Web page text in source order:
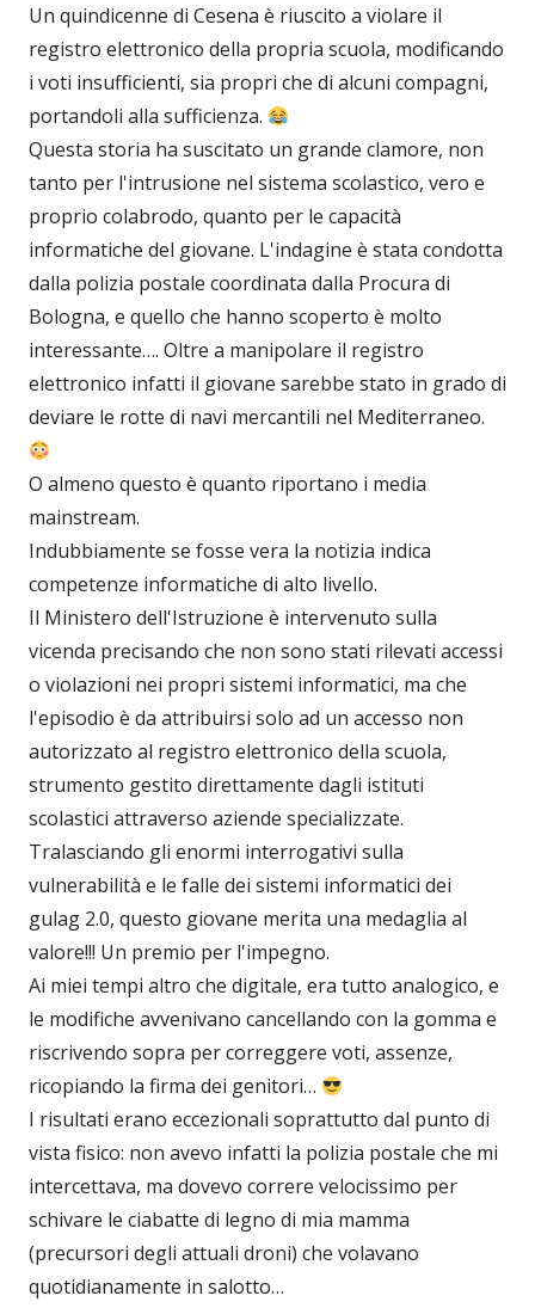
Un quindicenne di Cesena è riuscito a violare il
registro elettronico della propria scuola, modificando
i voti insufficienti, sia propri che di alcuni compagni,
portandoli alla sufficienza.
Questa storia ha suscitato un grande clamore, non
tanto per l'intrusione nel sistema scolastico, vero e
proprio colabrodo, quanto per le capacità
informatiche del giovane. L'indagine è stata condotta
dalla polizia postale coordinata dalla Procura di
Bologna, e quello che hanno scoperto è molto
interessante…. Oltre a manipolare il registro
elettronico infatti il giovane sarebbe stato in grado di
deviare le rotte di navi mercantili nel Mediterraneo.
O almeno questo è quanto riportano i media
mainstream.
Indubbiamente se fosse vera la notizia indica
competenze informatiche di alto livello.
Il Ministero dell'Istruzione è intervenuto sulla
vicenda precisando che non sono stati rilevati accessi
o violazioni nei propri sistemi informatici, ma che
l'episodio è da attribuirsi solo ad un accesso non
autorizzato al registro elettronico della scuola,
strumento gestito direttamente dagli istituti
scolastici attraverso aziende specializzate.
Tralasciando gli enormi interrogativi sulla
vulnerabilità e le falle dei sistemi informatici dei
gulag 2.0, questo giovane merita una medaglia al
valore!!! Un premio per l'impegno.
Ai miei tempi altro che digitale, era tutto analogico, e
le modifiche avvenivano cancellando con la gomma e
riscrivendo sopra per correggere voti, assenze,
ricopiando la firma dei genitori…
I risultati erano eccezionali soprattutto dal punto di
vista fisico: non avevo infatti la polizia postale che mi
intercettava, ma dovevo correre velocissimo per
schivare le ciabatte di legno di mia mamma
(precursori degli attuali droni) che volavano
quotidianamente in salotto…